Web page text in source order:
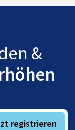
&
registrieren